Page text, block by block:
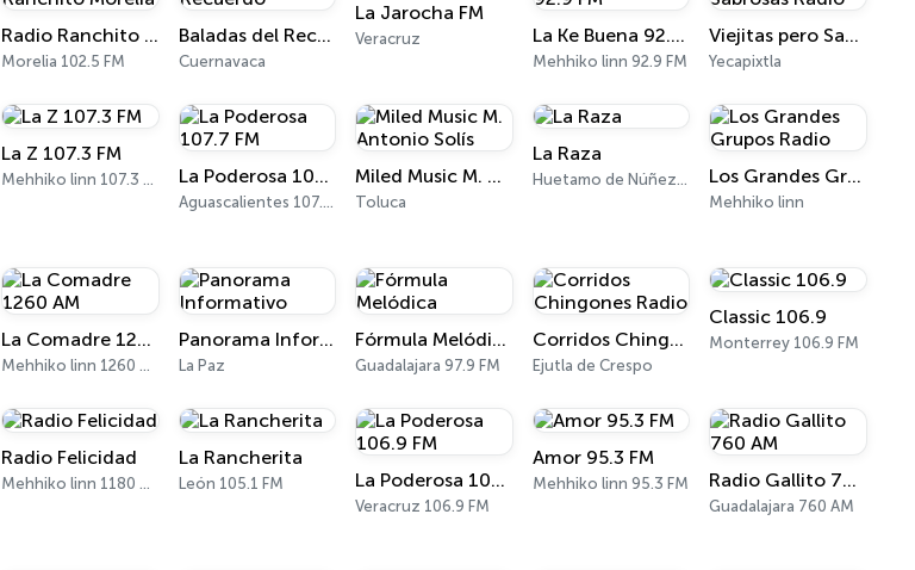
Radio Ranchito Morelia
Morelia 102.5 FM
Baladas del Recuerdo
Cuernavaca
La Jarocha FM
Veracruz La Ke Buena 92.9 FM
Mehhiko linn 92.9 FM
Viejitas pero Sabrosas Radio
Yecapixtla
La Z 107.3 FM
Mehhiko linn 107.3 FM La Poderosa 107.7 FM
Aguascalientes 107.7 FM
Miled Music M. Antonio Solís
Toluca
La Raza
Huetamo de Núñez 95.5 FM Los Grandes Grupos Radio
Mehhiko linn
La Comadre 1260 AM
Mehhiko linn 1260 AM
Panorama Informativo
La Paz
Fórmula Melódica
Guadalajara 97.9 FM
Corridos Chingones Radio
Ejutla de Crespo
Classic 106.9
Monterrey 106.9 FM
Radio Felicidad
Mehhiko linn 1180 AM
La Rancherita
León 105.1 FM La Poderosa 106.9 FM
Veracruz 106.9 FM
Amor 95.3 FM
Mehhiko linn 95.3 FM Radio Gallito 760 AM
Guadalajara 760 AM